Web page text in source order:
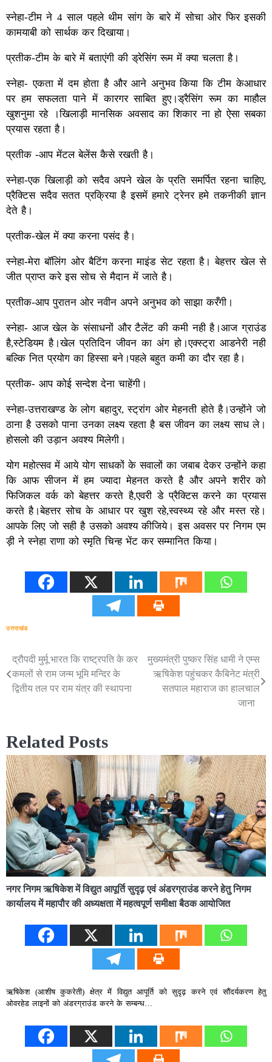
स्नेहा-टीम ने 4 साल पहले थीम सांग के बारे में सोचा ओर फिर इसकी
कामयाबी को सार्थक कर दिखाया।
प्रतीक-टीम के बारे में बताएंगी की ड्रेसिंग रूम में क्या चलता है।
स्नेहा- एकता में दम होता है और आने अनुभव किया कि टीम केआधार
पर हम सफलता पाने में कारगर साबित हुए।ड्रैसिंग रूम का माहौल
खुशनुमा रहे ।खिलाड़ी मानसिक अवसाद का शिकार ना हो ऐसा सबका
प्रयास रहता है।
प्रतीक -आप मेंटल बेलेंस कैसे रखती है।
स्नेहा-एक खिलाड़ी को सदैव अपने खेल के प्रति समर्पित रहना चाहिए,
प्रैक्टिस सदैव सतत प्रक्रिया है इसमें हमारे ट्रेनर हमे तकनीकी ज्ञान
देते है।
प्रतीक-खेल में क्या करना पसंद है।
स्नेहा-मेरा बॉलिंग ओर बैटिंग करना माइंड सेट रहता है। बेहत्तर खेल से
जीत प्राप्त करे इस सोच से मैदान में जाते है।
प्रतीक-आप पुरातन ओर नवीन अपने अनुभव को साझा करँगी।
स्नेहा- आज खेल के संसाधनों और टैलेंट की कमी नही है।आज ग्राउंड
है,स्टेडियम है।खेल प्रतिदिन जीवन का अंग हो।एक्स्ट्रा आडनेरी नही
बल्कि नित प्रयोग का हिस्सा बने।पहले बहुत कमी का दौर रहा है।
प्रतीक- आप कोई सन्देश देना चाहेंगी।
स्नेहा-उत्तराखण्ड के लोग बहादुर, स्ट्रांग ओर मेहनती होते है।उन्होंने जो
ठाना है उसको पाना उनका लक्ष्य रहता है बस जीवन का लक्ष्य साध ले।
होसलो की उड़ान अवश्य मिलेगी।
योग महोत्सव में आये योग साधकों के सवालों का जबाब देकर उन्होंने कहा
कि आफ सीजन में हम ज्यादा मेहनत करते है और अपने शरीर को
फिजिकल वर्क को बेहत्तर करते है,एवरी डे प्रैक्टिस करने का प्रयास
करते है।बेहत्तर सोच के आधार पर खुश रहे,स्वस्थ्य रहे और मस्त रहे।
आपके लिए जो सही है उसको अवश्य कीजिये। इस अवसर पर निगम एम
ड़ी ने स्नेहा राणा को स्मृति चिन्ह भेंट कर सम्मानित किया।
उत्तराखंड
Post
navigation
द्रौपदी मुर्मू भारत कि राष्ट्रपति के कर
कमलों से राम जन्म भूमि मन्दिर के
द्वितीय तल पर राम यंत्र की स्थापना
मुख्यमंत्री पुष्कर सिंह धामी ने एम्स
ऋषिकेश पहुंचकर कैबिनेट मंत्री
सतपाल महाराज का हालचाल
जाना
Related Posts
नगर निगम ऋषिकेश में विद्युत आपूर्ति सुदृढ़ एवं अंडरग्राउंड करने हेतु निगम
कार्यालय में महापौर की अध्यक्षता में महत्वपूर्ण समीक्षा बैठक आयोजित
ऋषिकेश (आशीष कुकरेती) क्षेत्र में विद्युत आपूर्ति को सुदृढ़ करने एवं सौंदर्यकरण हेतु
ओवरहेड लाइनों को अंडरग्राउंड करने के सम्‍बन्‍ध…